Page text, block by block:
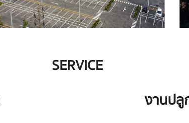
SERVICE
งานปลู